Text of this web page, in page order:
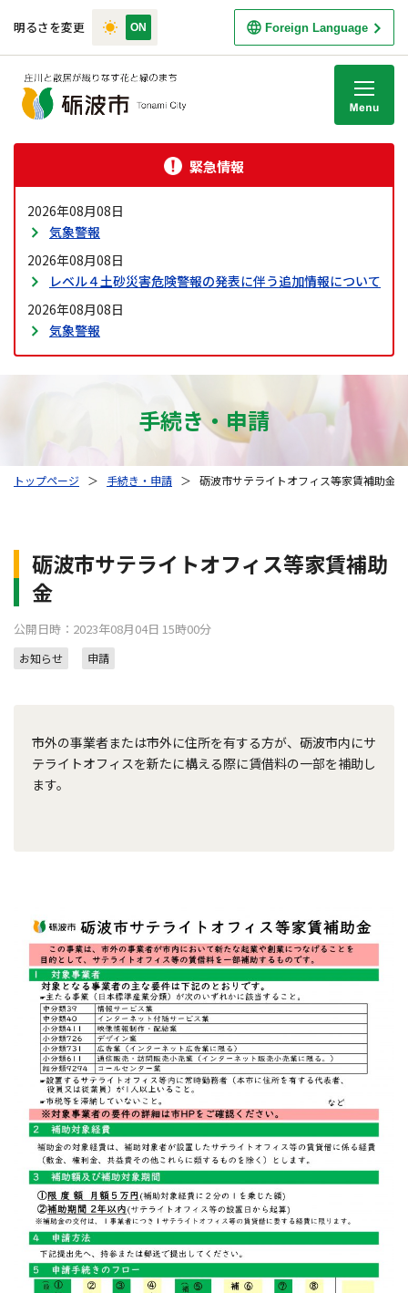
明るさを変更 Foreign Language
緊急情報
2026年08月08日
気象警報
2026年08月08日
レベル４土砂災害危険警報の発表に伴う追加情報について
2026年08月08日
気象警報
手続き・申請
トップページ ＞ 手続き・申請 ＞ 砺波市サテライトオフィス等家賃補助金
砺波市サテライトオフィス等家賃補助
金
公開日時：2023年08月04日 15時00分
お知らせ 申請
市外の事業者または市外に住所を有する方が、砺波市内にサ
テライトオフィスを新たに構える際に賃借料の一部を補助し
ます。